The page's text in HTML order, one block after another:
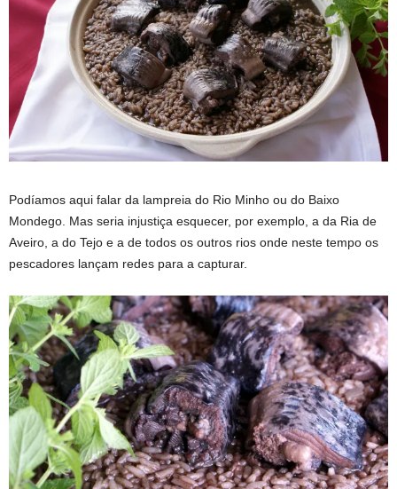
Podíamos aqui falar da lampreia do Rio Minho ou do Baixo
Mondego. Mas seria injustiça esquecer, por exemplo, a da Ria de
Aveiro, a do Tejo e a de todos os outros rios onde neste tempo os
pescadores lançam redes para a capturar.